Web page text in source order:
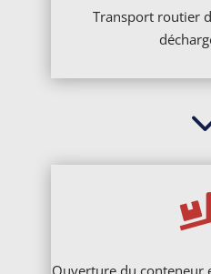
Transport routier